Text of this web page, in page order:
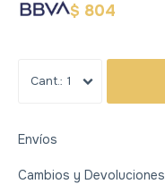
$ 804
1
Envíos
Cambios y Devoluciones